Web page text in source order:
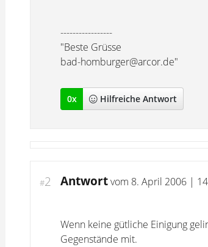
-----------------
"Beste Grüsse
bad-homburger@arcor.de"
0x Hilfreiche Antwort
#2 Antwortvom 8. April 2006 |
Wenn keine gütliche Einigung
Gegenstände mit.